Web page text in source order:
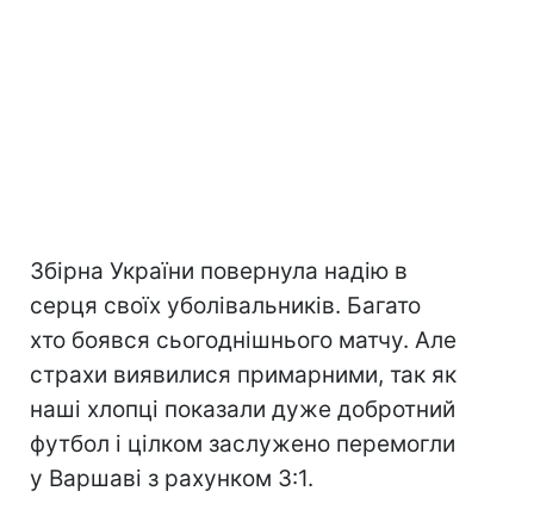
Збірна України повернула надію в
серця своїх уболівальників. Багато
хто боявся сьогоднішнього матчу. Але
страхи виявилися примарними, так як
наші хлопці показали дуже добротний
футбол і цілком заслужено перемогли
у Варшаві з рахунком 3:1.